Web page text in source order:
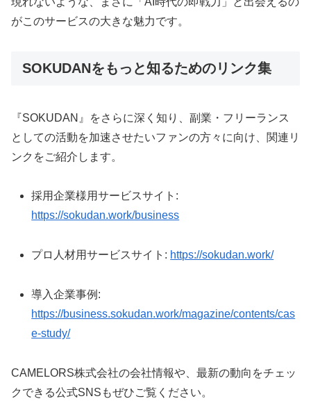
がこのサービスの大きな魅力です。
SOKUDANをもっと知るためのリンク集
『SOKUDAN』をさらに深く知り、副業・フリーランス
としての活動を加速させたいファンの方々に向け、関連リ
ンクをご紹介します。
採用企業様用サービスサイト:
https://sokudan.work/business
プロ人材用サービスサイト: https://sokudan.work/
導入企業事例:
https://business.sokudan.work/magazine/contents/cas
e-study/
CAMELORS株式会社の会社情報や、最新の動向をチェッ
クできる公式SNSもぜひご覧ください。